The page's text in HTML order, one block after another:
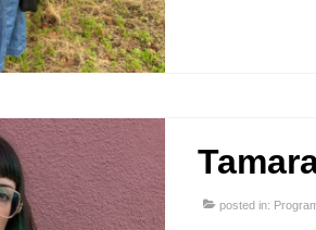
posted in: